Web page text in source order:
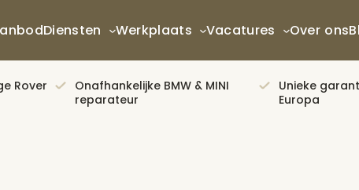
Diensten Werkplaats Vacatures Over ons
Rover
Onafhankelijke BMW & MINI
reparateur
Unieke
Europa